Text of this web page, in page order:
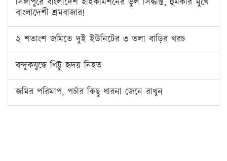
বাংলাদেশী শ্রমবাজার!
২ শতাংশ জমিতে দুই ইউনিটের ৩ তলা বাড়ির খরচ
বন্দুকযুদ্ধে গিট্টু হৃদয় নিহত
জমির পরিমাপ, পর্চার কিছু ধারনা জেনে রাখুন